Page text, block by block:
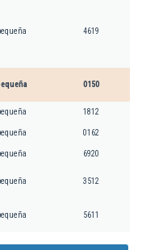
4619
0150
1812
0162
6920
3512
5611